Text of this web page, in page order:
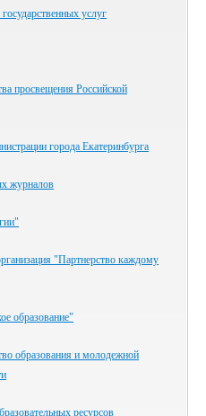
услуг
просвещения Российской
города Екатеринбурга
журналов
"Партнерство каждому
образование"
образования и молодежной
ресурсов